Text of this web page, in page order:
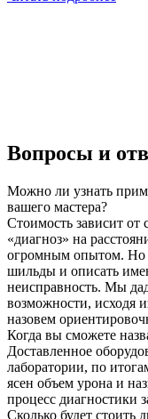
Вопросы и
Можно ли узнать
вашего мастера?
Стоимость зависит
«диагноз» на
огромным опытом. Но
шильды и описать
неисправность. Мы
возможности, исходя
назовем
Когда вы сможете
Доставленное
лаборатории, по
ясен объем урона и
процесс диагностики
Сколько будет стоить